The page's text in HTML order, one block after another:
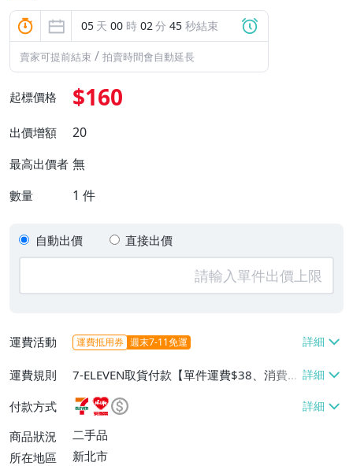
05 天 00 時 02分 44 秒結束
賣家可提前結束 / 拍賣時間會自動延長
起標價格 $160
出價增額 20
最高出價者 無
數量 1 件
自動出價 直接出價
運費活動 運費抵用券 週末7-11免運
運費規則
7-ELEVEN取貨付款【單件運費$38、消費滿
$2000免運費】、萊爾富取貨付款【單件運
費$60、消費滿$2000免運費】、面交/自
取/不寄送【免運費】、郵局掛號【單件運
費$80、消費滿$2000免運費】
付款方式
商品狀況
二手品
所在地區
新北市